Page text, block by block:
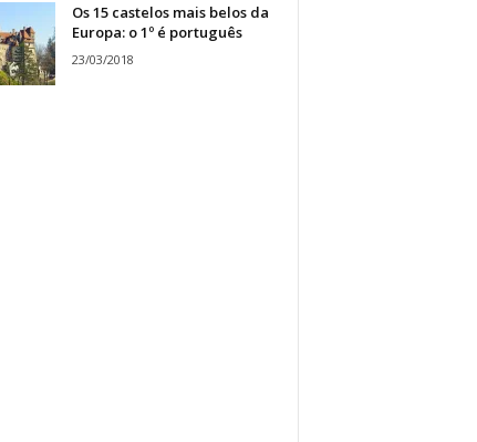
Os 15 castelos mais belos da
Europa: o 1º é português
23/03/2018